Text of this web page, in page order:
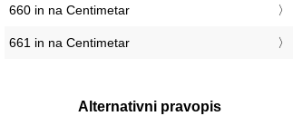
660 in na Centimetar
661 in na Centimetar
Alternativni pravopis